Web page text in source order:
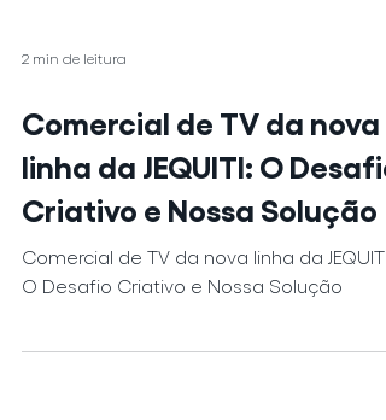
Comercial de TV da nova
linha da JEQUITI: O Desafio
Criativo e Nossa Solução
Comercial de TV da nova linha da JEQUITI: